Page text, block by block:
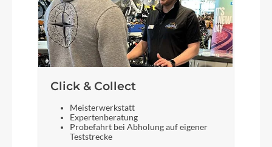
Vorderrad Nabe
KTM Line - Shimano Deore M5100 CL 32H 100-
5QR
Gewicht
Scheinwerfer
Click & Collect
Meisterwerkstatt
Expertenberatung
Probefahrt bei Abholung auf eigener
Teststrecke